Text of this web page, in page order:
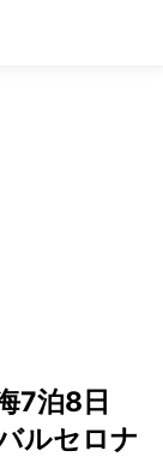
7泊8日
ルセロナ